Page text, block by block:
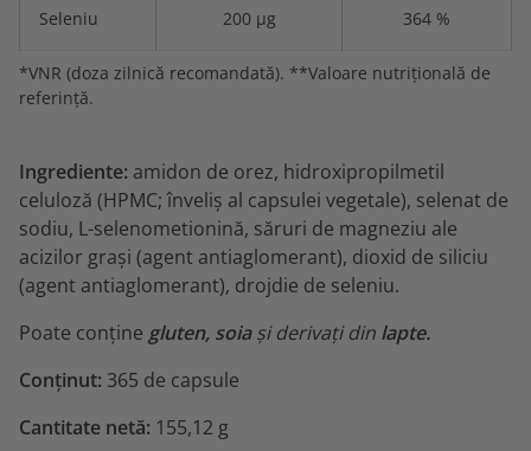
Seleniu 200 µg 364 %
*VNR (doza zilnică recomandată). **Valoare nutriţională de
referinţă.
Ingrediente: amidon de orez, hidroxipropilmetil
celuloză (HPMC; înveliș al capsulei vegetale), selenat de
sodiu, L-selenometionină, săruri de magneziu ale
acizilor grași (agent antiaglomerant), dioxid de siliciu
(agent antiaglomerant), drojdie de seleniu.
Poate conține gluten, soiași derivați ​​din lapte.
Conținut: 365 de capsule
Cantitate netă: 155,12 g